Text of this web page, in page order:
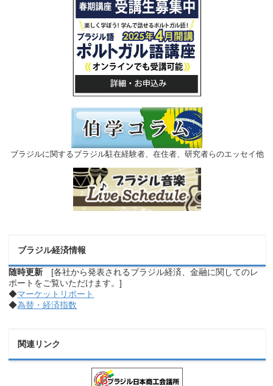
ブラジルに関するブラジル駐在経験者、在住者、研究者らのエッセイ他
ブラジル経済情報
随時更新 [各社から発表されるブラジル経済、金融に関してのレ
ポートをご覧いただけます。]
◆マーケットリポート
◆為替・経済指数
関連リンク